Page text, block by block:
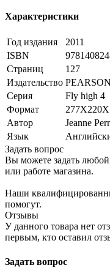
Характеристики
Год издания
2011
ISBN
Страниц
127
Издательство PEARSON
Серия
Fly high 4
Формат
Автор
Jeanne
Язык
Задать вопрос
Вы можете задать
или работе магазина.
Наши
помогут.
Отзывы
У данного товара нет
первым, кто оставил
Задать вопрос